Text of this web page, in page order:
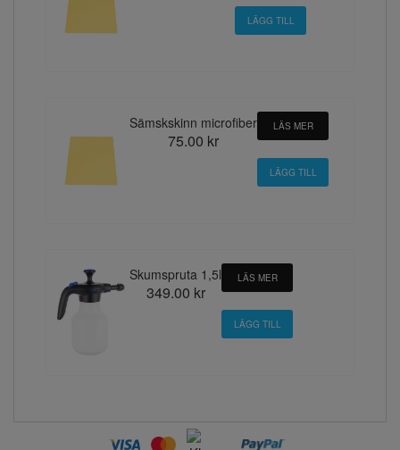
Sämskskinn microfiber
75.00 kr
LÄS MER
Skumspruta 1,5l
349.00 kr
LÄS MER